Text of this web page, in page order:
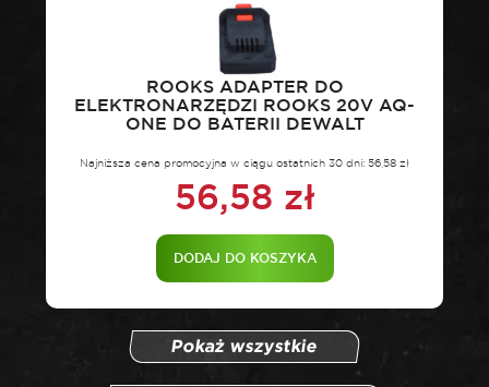
ROOKS ADAPTER DO
ELEKTRONARZĘDZI ROOKS 20V AQ-
ONE DO BATERII DEWALT
Najniższa cena promocyjna w ciągu ostatnich 30 dni: 56,58 zł
56,58 zł
DODAJ DO KOSZYKA
Pokaż wszystkie